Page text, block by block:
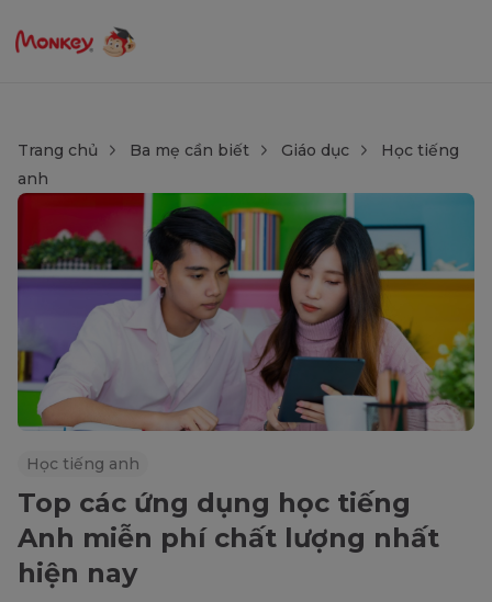
Trang chủ Ba mẹ cần biết Giáo dục
Học tiếng
anh
Học tiếng anh
Top các ứng dụng học tiếng
Anh miễn phí chất lượng nhất
hiện nay